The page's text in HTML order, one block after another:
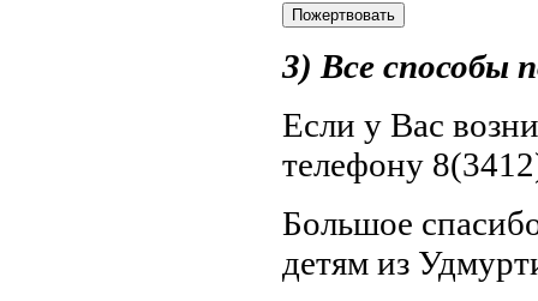
3) Все способы
Если у Вас
телефону
Большое
детям из